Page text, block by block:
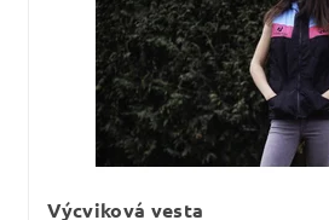
Výcviková vesta